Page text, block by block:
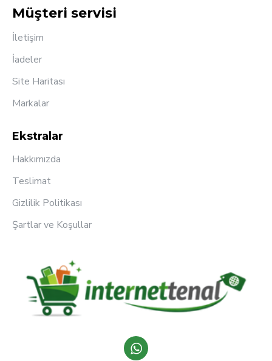
Müşteri servisi
İletişim
İadeler
Site Haritası
Markalar
Ekstralar
Hakkımızda
Teslimat
Gizlilik Politikası
Şartlar ve Koşullar